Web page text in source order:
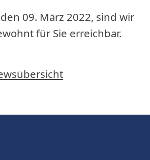
09. März 2022, sind wir
für Sie erreichbar.